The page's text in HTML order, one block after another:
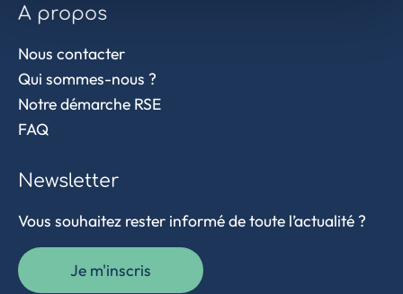
A propos
Nous contacter
Qui sommes-nous ?
Notre démarche RSE
FAQ
Newsletter
Vous souhaitez rester informé de toute l’actualité ?
Je m'inscris